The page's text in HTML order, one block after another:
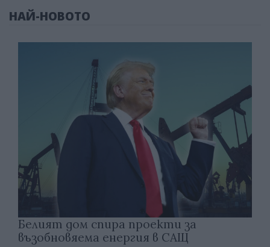
НАЙ-НОВОТО
Белият дом спира проекти за
възобновяема енергия в САЩ